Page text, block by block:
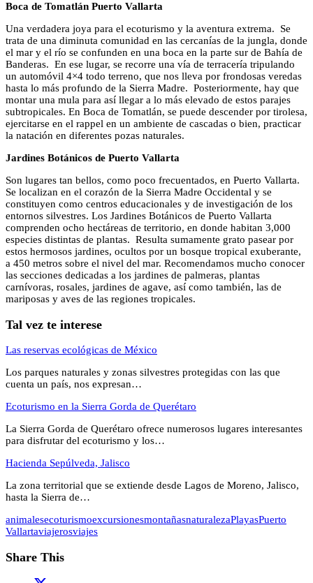
Boca de Tomatlán Puerto Vallarta
Una verdadera joya para el ecoturismo y la aventura extrema. Se
trata de una diminuta comunidad en las cercanías de la jungla, donde
el mar y el río se confunden en una boca en la parte sur de Bahía de
Banderas. En ese lugar, se recorre una vía de terracería tripulando
un automóvil 4×4 todo terreno, que nos lleva por frondosas veredas
hasta lo más profundo de la Sierra Madre. Posteriormente, hay que
montar una mula para así llegar a lo más elevado de estos parajes
subtropicales. En Boca de Tomatlán, se puede descender por tirolesa,
ejercitarse en el rappel en un ambiente de cascadas o bien, practicar
la natación en diferentes pozas naturales.
Jardines Botánicos de Puerto Vallarta
Son lugares tan bellos, como poco frecuentados, en Puerto Vallarta.
Se localizan en el corazón de la Sierra Madre Occidental y se
constituyen como centros educacionales y de investigación de los
entornos silvestres. Los Jardines Botánicos de Puerto Vallarta
comprenden ocho hectáreas de territorio, en donde habitan 3,000
especies distintas de plantas. Resulta sumamente grato pasear por
estos hermosos jardines, ocultos por un bosque tropical exuberante,
a 450 metros sobre el nivel del mar. Recomendamos mucho conocer
las secciones dedicadas a los jardines de palmeras, plantas
carnívoras, rosales, jardines de agave, así como también, las de
mariposas y aves de las regiones tropicales.
Tal vez te interese
Las reservas ecológicas de México
Los parques naturales y zonas silvestres protegidas con las que
cuenta un país, nos expresan…
Ecoturismo en la Sierra Gorda de Querétaro
La Sierra Gorda de Querétaro ofrece numerosos lugares interesantes
para disfrutar del ecoturismo y los…
Hacienda Sepúlveda, Jalisco
La zona territorial que se extiende desde Lagos de Moreno, Jalisco,
hasta la Sierra de…
animalesecoturismoexcursionesmontañasnaturalezaPlayasPuerto
Vallartaviajerosviajes
Share This